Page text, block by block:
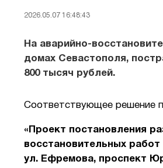
2026.05.07 16:48:43
На аварийно-
домах Севастополя,
800 тысяч рублей.
Соответствующее решение
«Проект постановления
восстановительных
ул. Ефремова, проспект